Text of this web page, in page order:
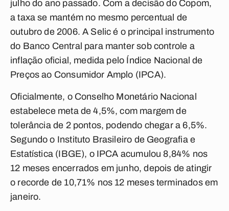
julho do ano passado. Com a decisão do Copom,
a taxa se mantém no mesmo percentual de
outubro de 2006. A Selic é o principal instrumento
do Banco Central para manter sob controle a
inflação oficial, medida pelo Índice Nacional de
Preços ao Consumidor Amplo (IPCA).
Oficialmente, o Conselho Monetário Nacional
estabelece meta de 4,5%, com margem de
tolerância de 2 pontos, podendo chegar a 6,5%.
Segundo o Instituto Brasileiro de Geografia e
Estatística (IBGE), o IPCA acumulou 8,84% nos
12 meses encerrados em junho, depois de atingir
o recorde de 10,71% nos 12 meses terminados em
janeiro.